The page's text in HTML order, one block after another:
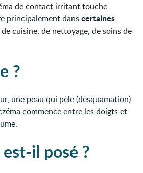
de contact irritant touche
principalement danscertaines
cuisine, de nettoyage, de soins de
?
une peau qui pèle (desquamation)
commence entre les doigts et
il posé ?